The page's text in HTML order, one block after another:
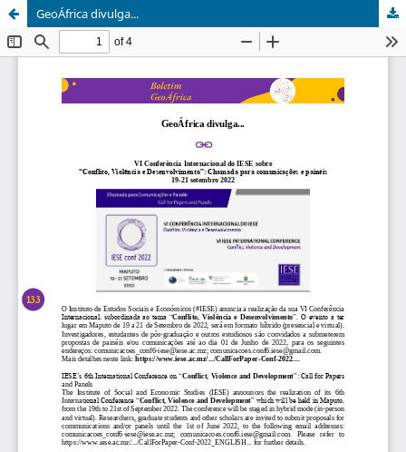
GeoÁfrica divulga...